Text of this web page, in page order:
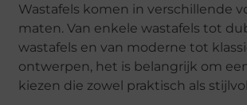
Wastafels komen in verschillende
maten. Van enkele wastafels tot
wastafels en van moderne tot
ontwerpen, het is belangrijk om
kiezen die zowel praktisch als